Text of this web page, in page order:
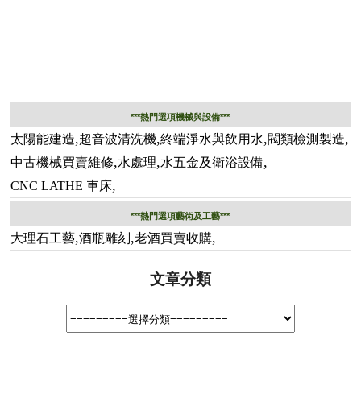
***熱門選項機械與設備***
太陽能建造,超音波清洗機,終端淨水與飲用水,閥類檢測製造,
中古機械買賣維修,水處理,水五金及衛浴設備,
CNC LATHE 車床,
***熱門選項藝術及工藝***
大理石工藝,酒瓶雕刻 ,老酒買賣收購,
文章分類